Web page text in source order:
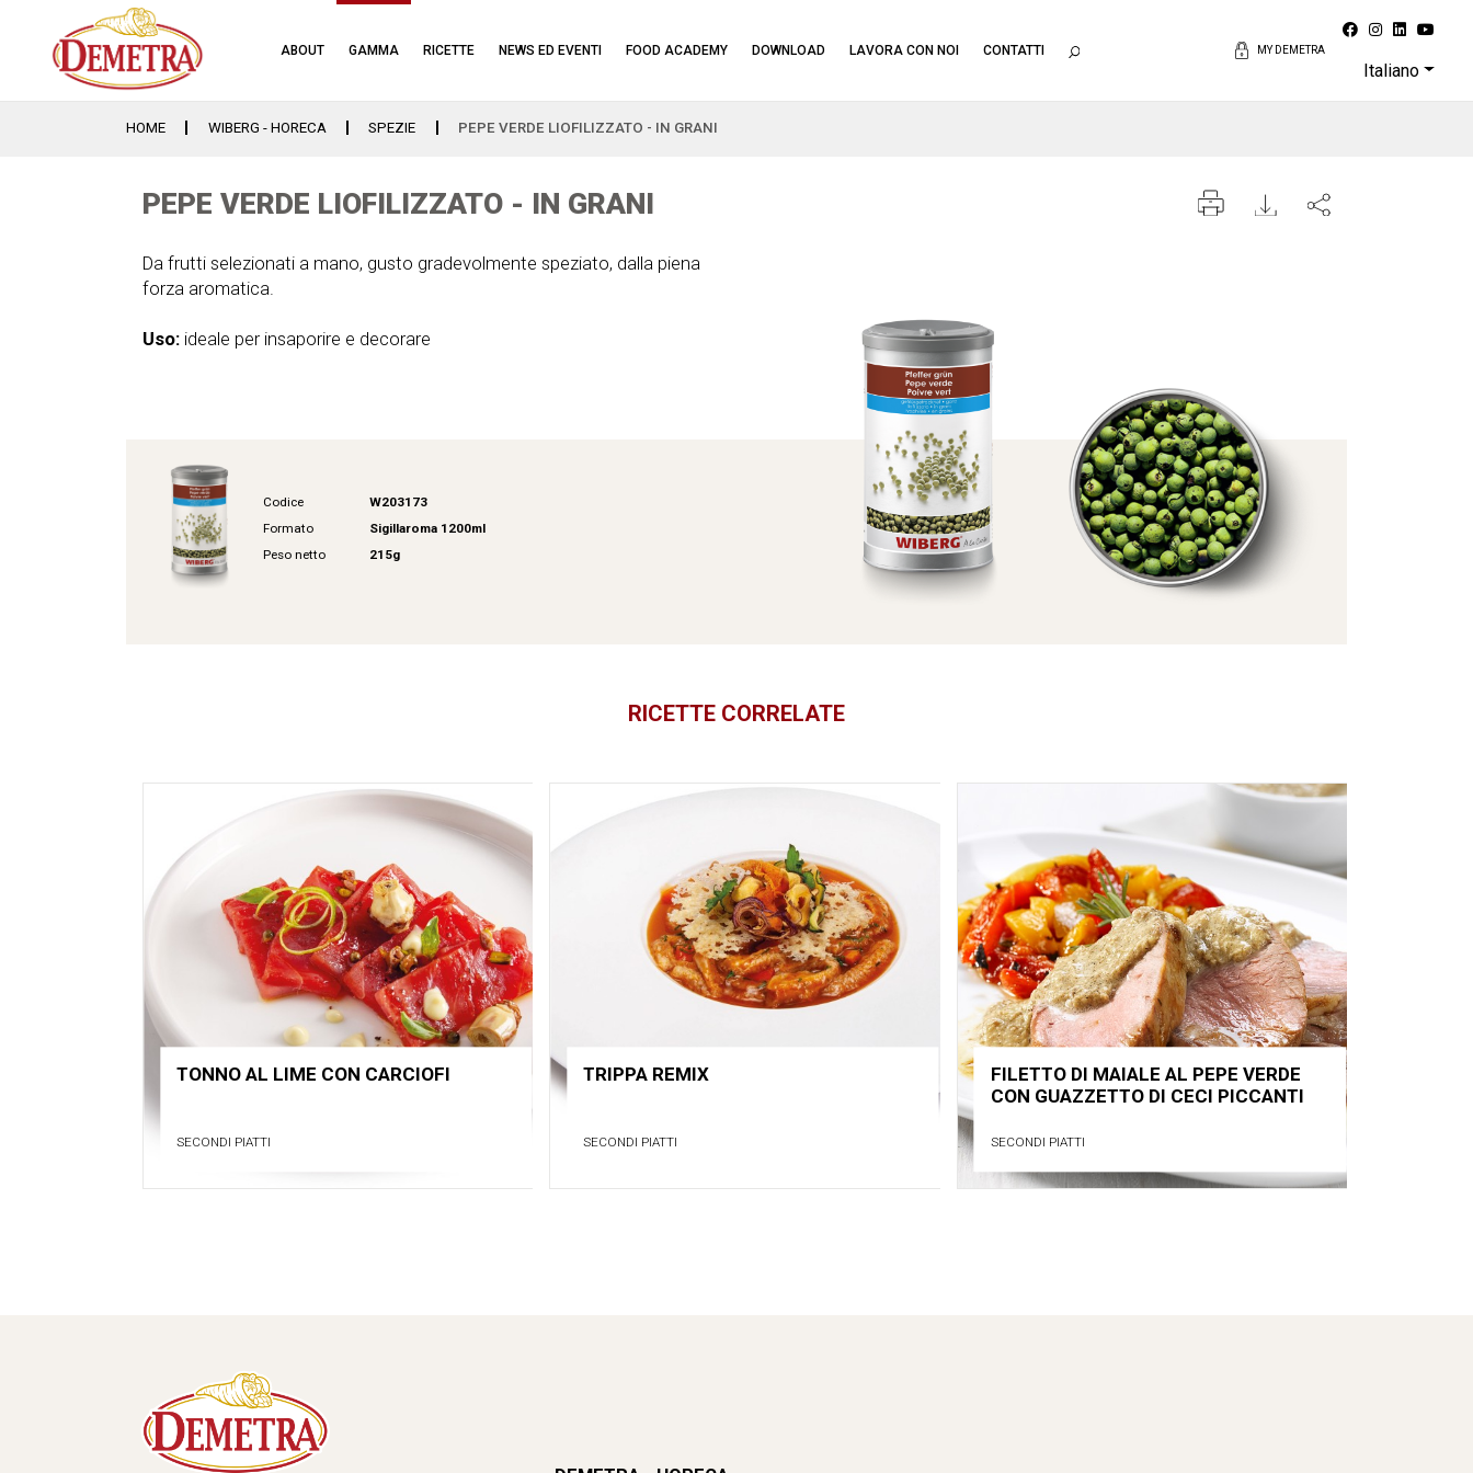
ABOUT GAMMA RICETTE NEWS ED EVENTI FOOD ACADEMY DOWNLOAD LAVORA CON NOI CONTATTI MY DEMETRA
Italiano
HOME WIBERG - HORECA SPEZIE PEPE VERDE LIOFILIZZATO - IN GRANI
PEPE VERDE LIOFILIZZATO - IN GRANI
Da frutti selezionati a mano, gusto gradevolmente speziato, dalla piena
forza aromatica.
Uso: ideale per insaporire e decorare
Codice
W203173
Formato
Sigillaroma 1200ml
Peso netto
215g
RICETTE CORRELATE
TONNO AL LIME CON CARCIOFI
SECONDI PIATTI
TRIPPA REMIX
SECONDI PIATTI
FILETTO DI MAIALE AL PEPE VERDE
CON GUAZZETTO DI CECI PICCANTI
SECONDI PIATTI